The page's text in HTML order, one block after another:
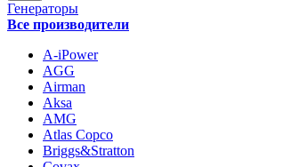
Генераторы
Все производители
A-iPower
AGG
Airman
Aksa
AMG
Atlas Copco
Briggs&Stratton